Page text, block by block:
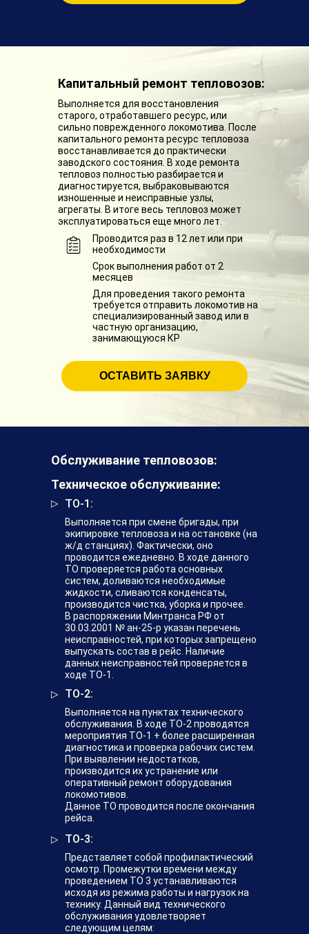
Капитальный ремонт тепловозов:
Выполняется для восстановления
старого, отработавшего ресурс, или
сильно поврежденного локомотива. После
капитального ремонта ресурс тепловоза
восстанавливается до практически
заводского состояния. В ходе ремонта
тепловоз полностью разбирается и
диагностируется, выбраковываются
изношенные и неисправные узлы,
агрегаты. В итоге весь тепловоз может
эксплуатироваться еще много лет.
ОСТАВИТЬ ЗАЯВКУ
Проводится раз в 12 лет или при
необходимости
Для проведения такого ремонта
требуется отправить локомотив на
специализированный завод или в
частную организацию,
занимающуюся КР
Срок выполнения работ от 2
месяцев
Обслуживание тепловозов:
Техническое обслуживание:
ТО-1:
Выполняется при смене бригады, при
экипировке тепловоза и на остановке (на
ж/д станциях). Фактически, оно
проводится ежедневно. В ходе данного
ТО проверяется работа основных
систем, доливаются необходимые
жидкости, сливаются конденсаты,
производится чистка, уборка и прочее.
В распоряжении Минтранса РФ от
30.03.2001 № ан-25-р указан перечень
неисправностей, при которых запрещено
выпускать состав в рейс. Наличие
данных неисправностей проверяется в
ходе ТО-1.
ТО-2:
Выполняется на пунктах технического
обслуживания. В ходе ТО-2 проводятся
мероприятия ТО-1 + более расширенная
диагностика и проверка рабочих систем.
При выявлении недостатков,
производится их устранение или
оперативный ремонт оборудования
локомотивов.
Данное ТО проводится после окончания
рейса.
ТО-3:
Представляет собой профилактический
осмотр. Промежутки времени между
проведением ТО 3 устанавливаются
исходя из режима работы и нагрузок на
технику. Данный вид технического
обслуживания удовлетворяет
следующим целям: